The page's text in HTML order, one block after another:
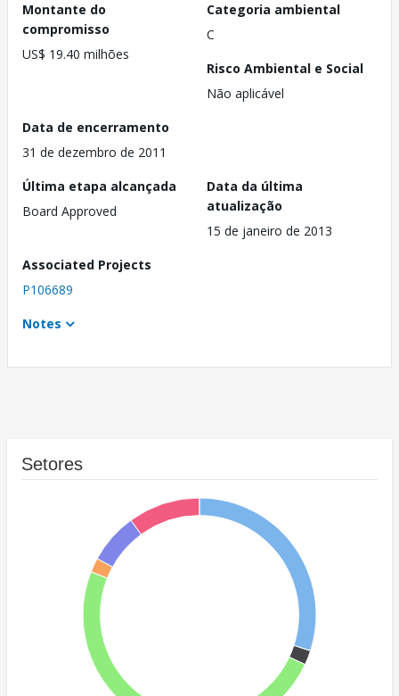
Montante do
compromisso
US$ 19.40 milhões
Categoria ambiental
C
Risco Ambiental e Social
Não aplicável
Data de encerramento
31 de dezembro de 2011
Última etapa alcançada
Board Approved
Data da última
atualização
15 de janeiro de 2013
Associated Projects
P106689
Notes
Setores